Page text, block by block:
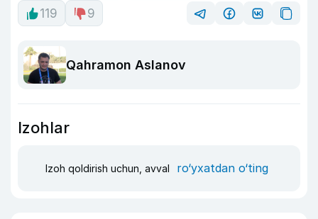
119
9
Qahramon Aslanov
Izohlar
Izoh qoldirish uchun, avval ro‘yxatdan o‘ting